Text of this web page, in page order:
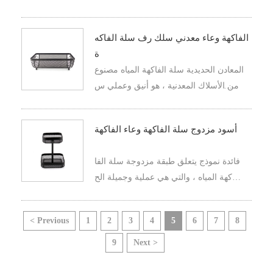
بقاء المنتجات الزراعية الطازجة لفترة أطو
الفاكهة وعاء معدني سلك رف سلة الفاكه
ة
المعادن الحديدية سلة الفاكهة المياه مصنوع
ة من الأسلاك المعدنية ، هو أنيق وعملي س
لشبكة ، ليس فقط إضافة إلى الفضاء الخا
يضا يوفر فوائد عملية .
أسود مزدوج سلة الفاكهة وعاء الفاكهة
فائدة نموذج يتعلق طبقة مزدوجة سلة الفا
كهة المياه ، والتي هي عملية وجميلة الح
ه في المطبخ أو منطقة لتناول الطعام .
< Previous
1 2 3 4 5 6 7 8
9 Next >